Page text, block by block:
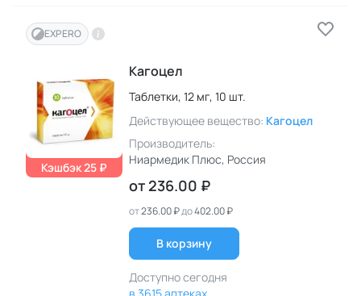
EXPERO
Кэшбэк 25 ₽
Кагоцел
Таблетки, 12 мг, 10 шт.
Действующее вещество: Кагоцел
Производитель:
Ниармедик Плюс, Россия
от 236.00 ₽
от236.00 ₽до402.00 ₽
В корзину
Доступно сегодня